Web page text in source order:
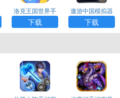
洛克王国世界手
游下载
下载
遨游中国模拟器
正版下载
下载